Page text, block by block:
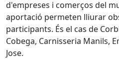
d'empreses i comerços del
aportació permeten lliurar
participants. És el cas de
Cobega, Carnisseria Manils,
Jose.